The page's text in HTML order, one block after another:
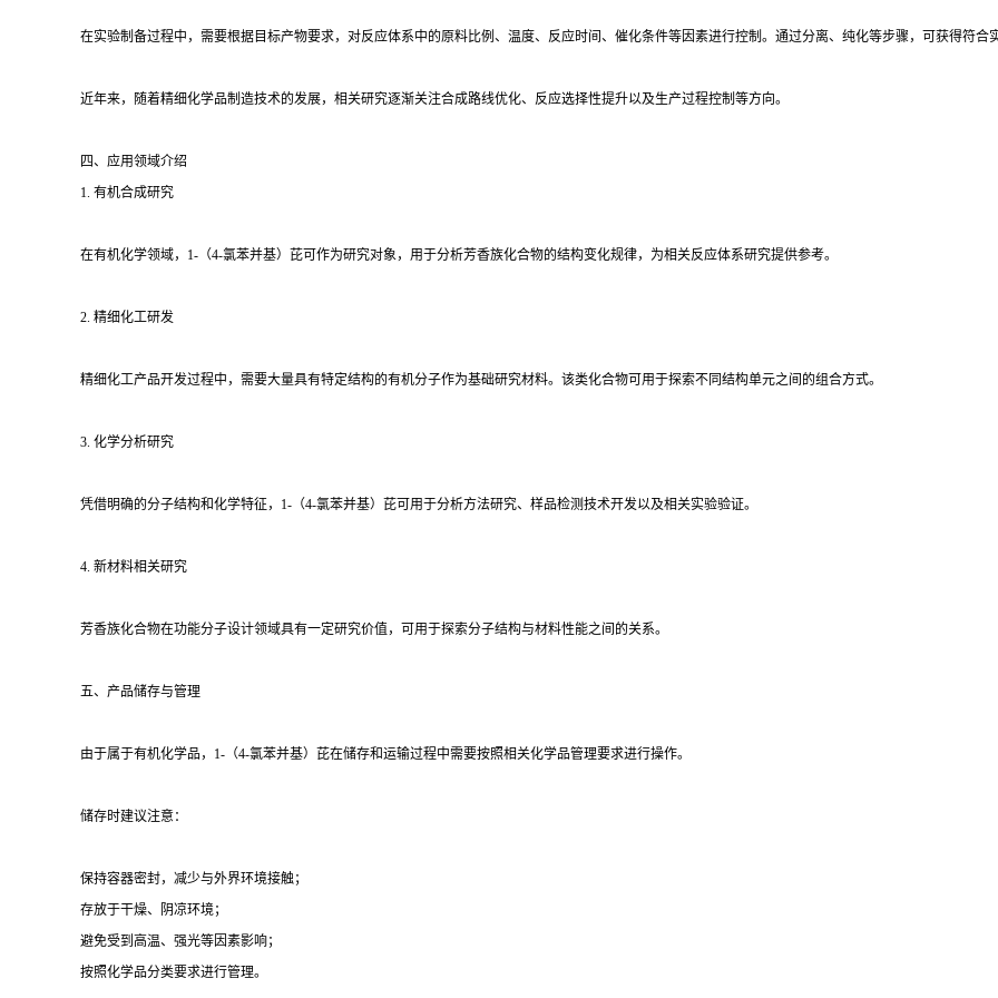
在实验制备过程中，需要根据目标产物要求，对反应体系中的原料比例、温度、反应时间、催化条件等因素进行控制。通过分离、纯化等步骤，可获得符合
近年来，随着精细化学品制造技术的发展，相关研究逐渐关注合成路线优化、反应选择性提升以及生产过程控制等方向。
四、应用领域介绍
1. 有机合成研究
在有机化学领域，1-（4-氯苯并基）芘可作为研究对象，用于分析芳香族化合物的结构变化规律，为相关反应体系研究提供参考。
2. 精细化工研发
精细化工产品开发过程中，需要大量具有特定结构的有机分子作为基础研究材料。该类化合物可用于探索不同结构单元之间的组合方式。
3. 化学分析研究
凭借明确的分子结构和化学特征，1-（4-氯苯并基）芘可用于分析方法研究、样品检测技术开发以及相关实验验证。
4. 新材料相关研究
芳香族化合物在功能分子设计领域具有一定研究价值，可用于探索分子结构与材料性能之间的关系。
五、产品储存与管理
由于属于有机化学品，1-（4-氯苯并基）芘在储存和运输过程中需要按照相关化学品管理要求进行操作。
储存时建议注意：
保持容器密封，减少与外界环境接触；
存放于干燥、阴凉环境；
避免受到高温、强光等因素影响；
按照化学品分类要求进行管理。